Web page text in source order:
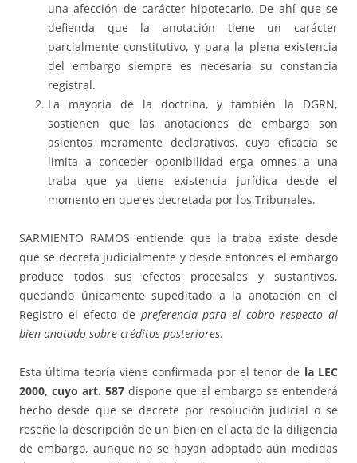
una afección de carácter hipotecario. De ahí que se
defienda que la anotación tiene un carácter
parcialmente constitutivo, y para la plena existencia
del embargo siempre es necesaria su constancia
registral.
La mayoría de la doctrina, y también la DGRN,
sostienen que las anotaciones de embargo son
asientos meramente declarativos, cuya eficacia se
limita a conceder oponibilidad erga omnes a una
traba que ya tiene existencia jurídica desde el
momento en que es decretada por los Tribunales.
SARMIENTO RAMOS entiende que la traba existe desde
que se decreta judicialmente y desde entonces el embargo
produce todos sus efectos procesales y sustantivos,
quedando únicamente supeditado a la anotación en el
Registro el efecto de preferencia para el cobro respecto al
bien anotado sobre créditos posteriores.
Esta última teoría viene confirmada por el tenor de la LEC
2000, cuyo art. 587dispone que el embargo se entenderá
hecho desde que se decrete por resolución judicial o se
reseñe la descripción de un bien en el acta de la diligencia
de embargo, aunque no se hayan adoptado aún medidas